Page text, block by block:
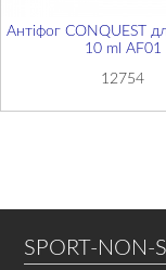
Антіфог CONQUEST
10 ml AF01
12754
SPORT-NON-